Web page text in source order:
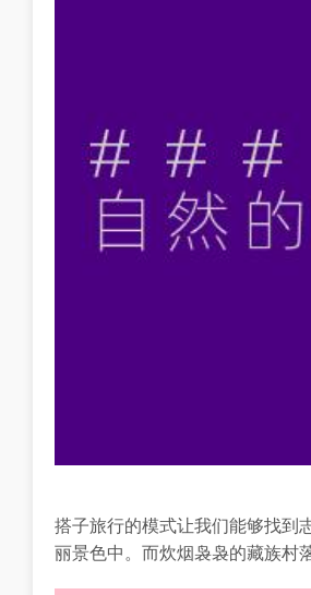
搭子旅行的模式让我们能够找到
丽景色中。而炊烟袅袅的藏族村